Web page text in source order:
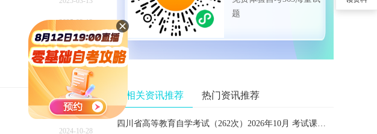
2025-03-13
2025-02-27
2025-02-27
2025-02-27
2024-10-28
题
相关资讯推荐 热门资讯推荐
四川省高等教育自学考试（262次）2026年10月 考试课程简表